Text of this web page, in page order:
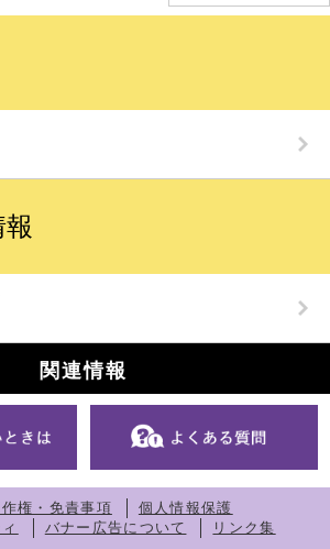
関連情報
権・免責事項
個人情報保護
バナー広告について リンク集